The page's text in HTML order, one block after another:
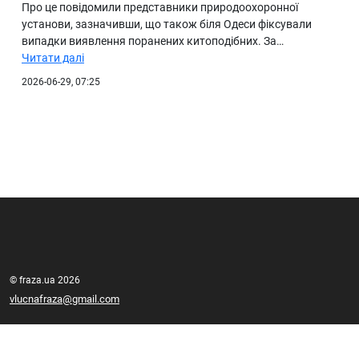
Про це повідомили представники природоохоронної
установи, зазначивши, що також біля Одеси фіксували
випадки виявлення поранених китоподібних. За…
Читати далі
2026-06-29, 07:25
© fraza.ua 2026
vlucnafraza@gmail.com